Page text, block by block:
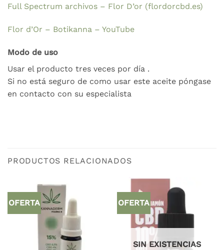
Full Spectrum archivos – Flor D’or (flordorcbd.es)
Flor d’Or – Botikanna – YouTube
Modo de uso
Usar el producto tres veces por día .
Si no está seguro de como usar este aceite póngase
en contacto con su especialista
PRODUCTOS RELACIONADOS
OFERTA OFERTA
SIN EXISTENCIAS